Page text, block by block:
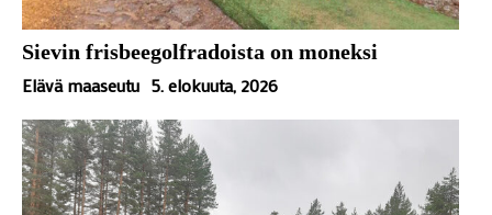
Sievin frisbeegolfradoista on moneksi
Elävä maaseutu 5. elokuuta, 2026